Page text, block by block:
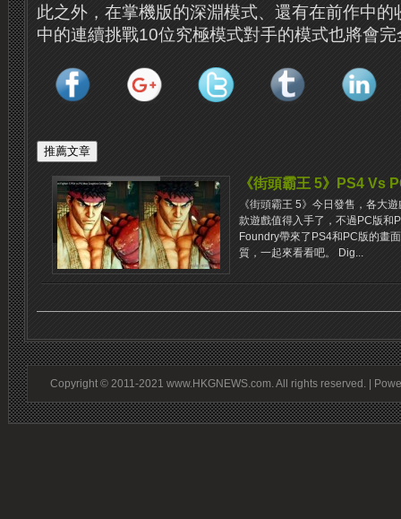
此之外，在掌機版的深淵模式、還有在前作中
中的連續挑戰10位究極模式對手的模式也將會
《街頭霸王 5》PS4 Vs
《街頭霸王 5》今日發售，各大
款遊戲值得入手了，不過PC版和
Foundry帶來了PS4和PC版的畫
質，一起來看看吧。 Dig...
Copyright © 2011-2021 www.HKGNEWS.com. All rights reserved. |